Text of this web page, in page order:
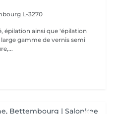
L-3270
épilation ainsi que 'épilation
gamme de vernis semi